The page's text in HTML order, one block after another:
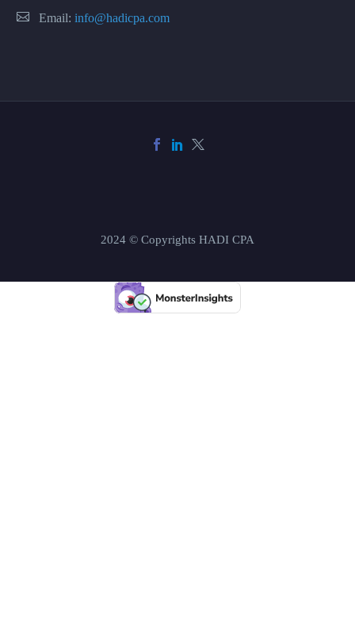
Email: info@hadicpa.com
2024 © Copyrights HADI CPA